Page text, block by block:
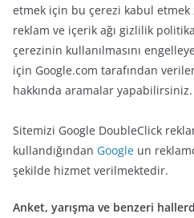
etmek için bu çerezi kabul
reklam ve içerik ağı gizlilik
çerezinin kullanılmasını
için Google.com tarafından
hakkında aramalar yapabilirsiniz.
Sitemizi Google DoubleClick
kullandığından Google un
şekilde hizmet verilmektedir.
Anket, yarışma ve benzeri